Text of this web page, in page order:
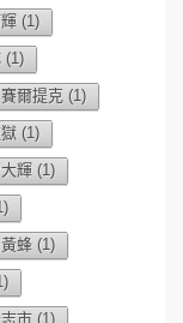
(1)
(1)
賽爾提克 (1)
(1)
輝 (1)
蜂 (1)
市 (1)